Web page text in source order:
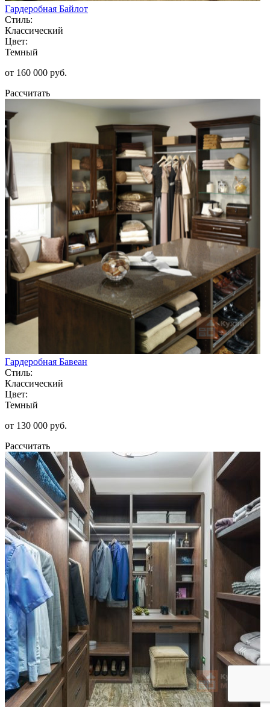
Гардеробная Байлот
Стиль:
Классический
Цвет:
Темный
от 160 000 руб.
Рассчитать
Гардеробная Бавеан
Стиль:
Классический
Цвет:
Темный
от 130 000 руб.
Рассчитать